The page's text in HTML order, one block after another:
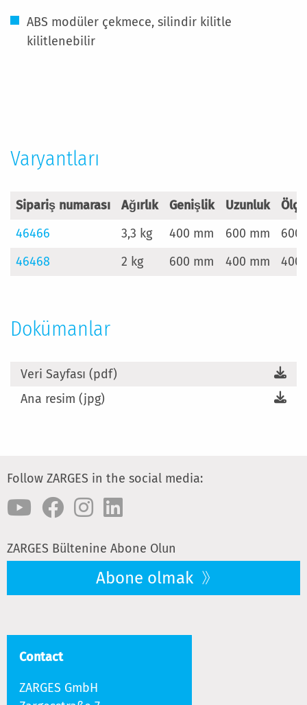
ABS modüler çekmece, silindir kilitle
kilitlenebilir
Varyantları
Sipariş numarası Ağırlık Genişlik Uzunluk
46466
3,3 kg 400 mm 600 mm
600
46468
2 kg 600 mm 400 mm 400
Dokümanlar
Veri Sayfası (pdf)
Ana resim (jpg)
Follow ZARGES in the social media:
ZARGES Bültenine Abone Olun
Abone olmak
Contact
ZARGES GmbH